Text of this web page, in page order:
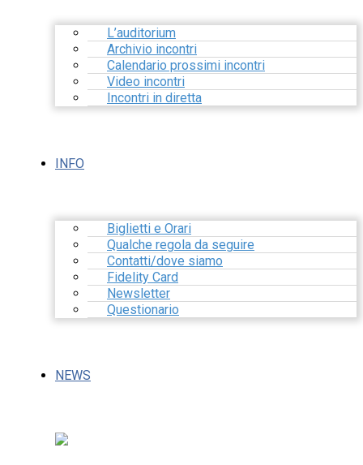
L’auditorium
Archivio incontri
Calendario prossimi incontri
Video incontri
Incontri in diretta
INFO
Biglietti e Orari
Qualche regola da seguire
Contatti/dove siamo
Fidelity Card
Newsletter
Questionario
NEWS